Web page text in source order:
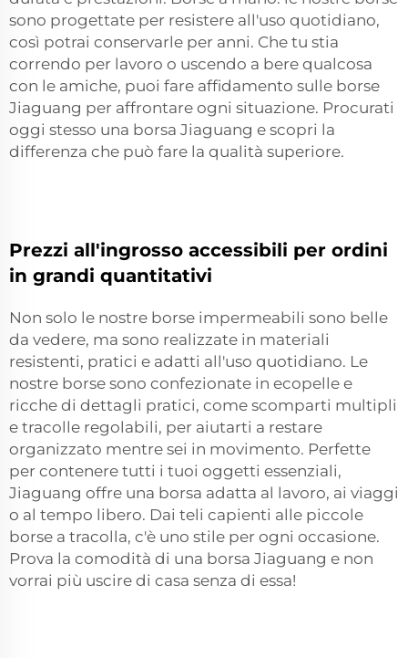
sono progettate per resistere all'uso quotidiano,
così potrai conservarle per anni. Che tu stia
correndo per lavoro o uscendo a bere qualcosa
con le amiche, puoi fare affidamento sulle borse
Jiaguang per affrontare ogni situazione. Procurati
oggi stesso una borsa Jiaguang e scopri la
differenza che può fare la qualità superiore.
Prezzi all'ingrosso accessibili per ordini
in grandi quantitativi
Non solo le nostre borse impermeabili sono belle
da vedere, ma sono realizzate in materiali
resistenti, pratici e adatti all'uso quotidiano. Le
nostre borse sono confezionate in ecopelle e
ricche di dettagli pratici, come scomparti multipli
e tracolle regolabili, per aiutarti a restare
organizzato mentre sei in movimento. Perfette
per contenere tutti i tuoi oggetti essenziali,
Jiaguang offre una borsa adatta al lavoro, ai viaggi
o al tempo libero. Dai teli capienti alle piccole
borse a tracolla, c'è uno stile per ogni occasione.
Prova la comodità di una borsa Jiaguang e non
vorrai più uscire di casa senza di essa!